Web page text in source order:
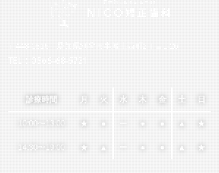
〒448-0816 愛知県刈谷市半城土西町2丁目1-26
TEL：0566-68-5721
診療時間 月 火 水 木 金 土 日
10:00〜13:00 ★ ● ー ● ● ▲ ★
14:30 〜19:00 ★ ▲ ー ● ● ▲ ★